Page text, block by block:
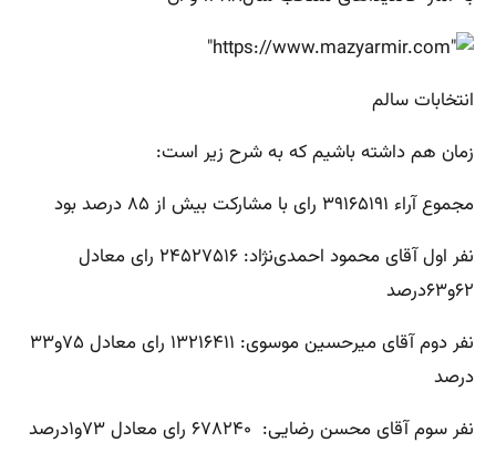
انتخابات سالم
زمان هم داشته باشیم که به شرح زیر است:
مجموع آراء ۳۹۱۶۵۱۹۱ رای با مشارکت بیش از ۸۵ درصد بود
نفر اول آقای محمود احمدی‌نژاد: ۲۴۵۲۷۵۱۶ رای معادل
۶۲و۶۳درصد
نفر دوم آقای میرحسین موسوی: ۱۳۲۱۶۴۱۱ رای معادل ۷۵و۳۳
درصد
نفر سوم آقای محسن رضایی: ۶۷۸۲۴۰ رای معادل ۷۳و۱درصد